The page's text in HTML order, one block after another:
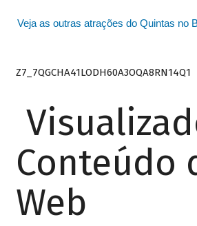
Veja as outras atrações do Quintas no
Z7_7QGCHA41LODH60A3OQA8RN14Q1
Conteúdo
Web